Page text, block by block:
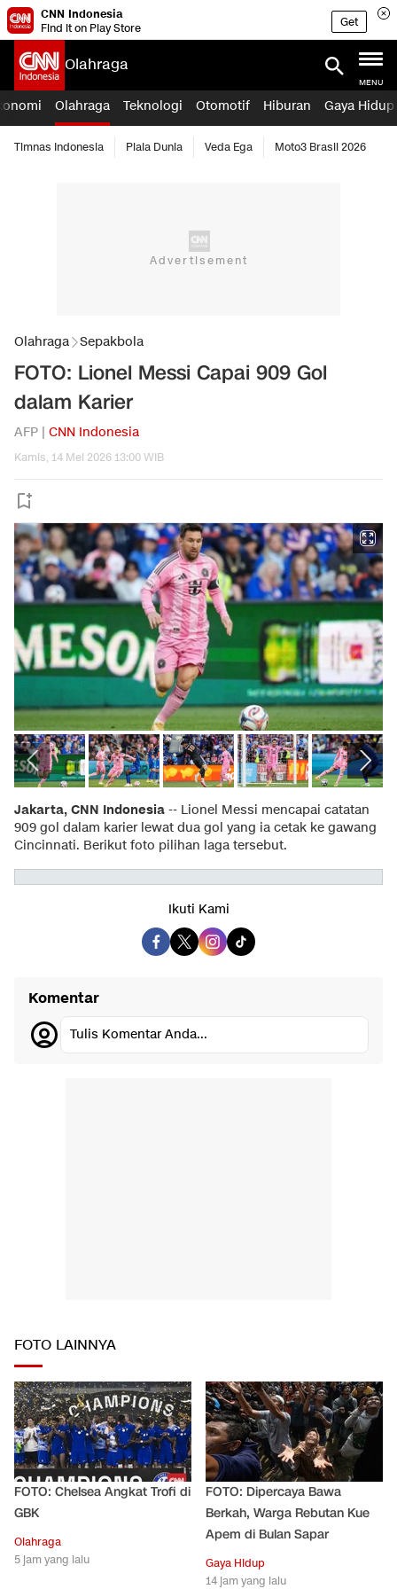
CNN Indonesia
Find it on Play Store
Get
Olahraga
MENU
Olahraga Teknologi Otomotif Hiburan Gaya Hidup
Timnas Indonesia Piala Dunia Veda Ega Moto3 Brasil 2026
Olahraga Sepakbola
FOTO: Lionel Messi Capai 909 Gol
dalam Karier
AFP | CNN Indonesia
Kamis, 14 Mei 2026 13:00 WIB
Jakarta, CNN Indonesia -- Lionel Messi mencapai catatan
909 gol dalam karier lewat dua gol yang ia cetak ke gawang
Cincinnati. Berikut foto pilihan laga tersebut.
Ikuti Kami
Komentar
Tulis Komentar Anda...
FOTO LAINNYA
FOTO: Chelsea Angkat Trofi di
GBK
Olahraga
5 jam yang lalu
FOTO: Dipercaya Bawa
Berkah, Warga Rebutan Kue
Apem di Bulan Sapar
Gaya Hidup
14 jam yang lalu